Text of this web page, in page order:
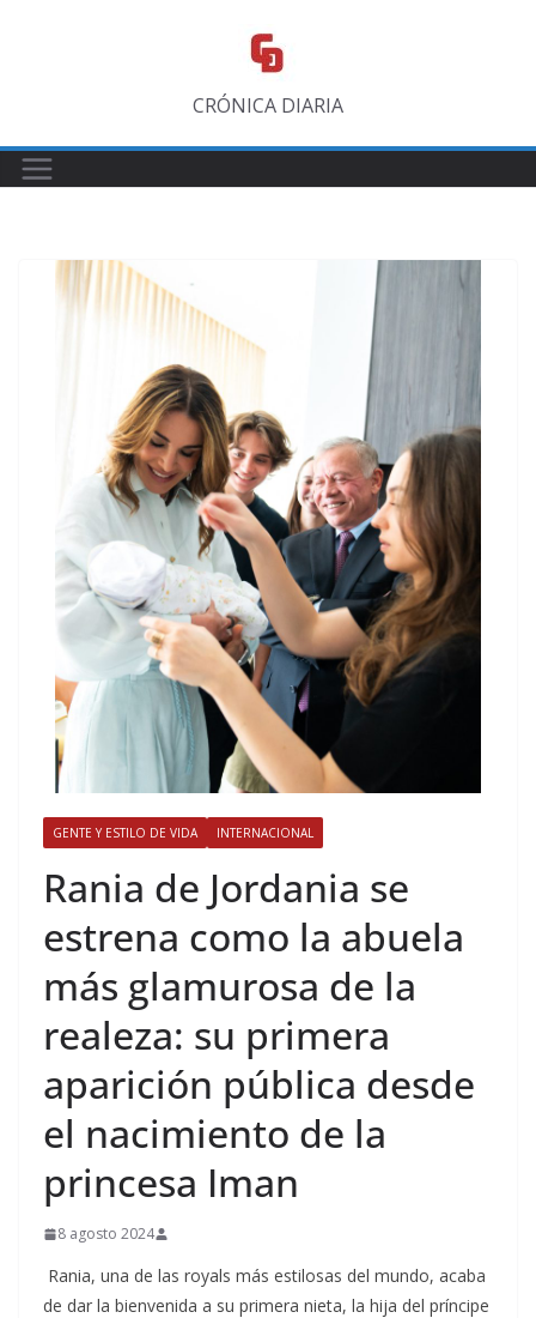
CRÓNICA DIARIA
GENTE Y ESTILO DE VIDA INTERNACIONAL
​Rania de Jordania se
estrena como la abuela
más glamurosa de la
realeza: su primera
aparición pública desde
el nacimiento de la
princesa Iman
8 agosto 2024
Rania, una de las royals más estilosas del mundo, acaba
de dar la bienvenida a su primera nieta, la hija del príncipe